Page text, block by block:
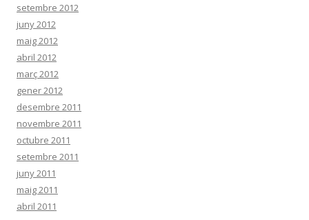
setembre 2012
juny 2012
maig 2012
abril 2012
març 2012
gener 2012
desembre 2011
novembre 2011
octubre 2011
setembre 2011
juny 2011
maig 2011
abril 2011